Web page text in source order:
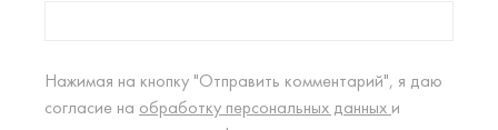
Нажимая на кнопку "Отправить комментарий", я даю
согласие на обработку персональных данных и